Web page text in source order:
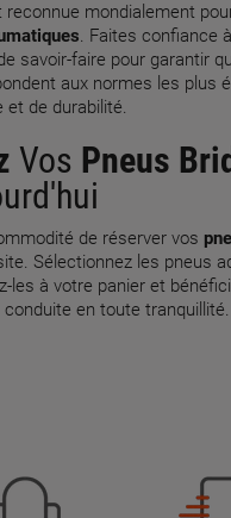
reconnue mondialement
. Faites confiance
savoir-faire pour garantir
aux normes les plus
et de durabilité.
Vos Pneus
de réserver vos
Sélectionnez les pneus
les à votre panier et
conduite en toute tranquillité.